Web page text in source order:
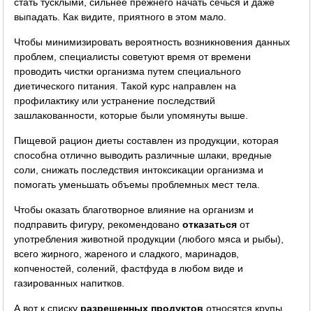
выпадать. Как видите, приятного в этом мало.
Чтобы минимизировать вероятность возникновения данных
проблем, специалисты советуют время от времени
проводить чистки организма путем специального
диетического питания. Такой курс направлен на
профилактику или устранение последствий
зашлакованности, которые были упомянуты выше.
Пищевой рацион диеты составлен из продукции, которая
способна отлично выводить различные шлаки, вредные
соли, снижать последствия интоксикации организма и
помогать уменьшать объемы проблемных мест тела.
Чтобы оказать благотворное влияние на организм и
подправить фигуру, рекомендованоотказаться от
употребления животной продукции (любого мяса и рыбы),
всего жирного, жареного и сладкого, маринадов,
копченостей, солений, фастфуда в любом виде и
газированных напитков.
А вот к списку разрешенных продуктов относятся крупы